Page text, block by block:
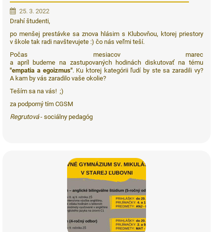
25. 3. 2022
Drahí študenti,
po menšej prestávke sa znova hlásim s Klubovňou, ktorej priestory
v škole tak radi navštevujete :) čo nás veľmi teší.
Počas mesiacov marec
a apríl budeme na zastupovaných hodinách diskutovať na tému
"empatia a egoizmus". Ku ktorej kategórii ľudí by ste sa zaradili vy?
A kam by vás zaradilo vaše okolie?
Teším sa na vás! ;)
za podporný tím CGSM
Regrutová- sociálny pedagóg